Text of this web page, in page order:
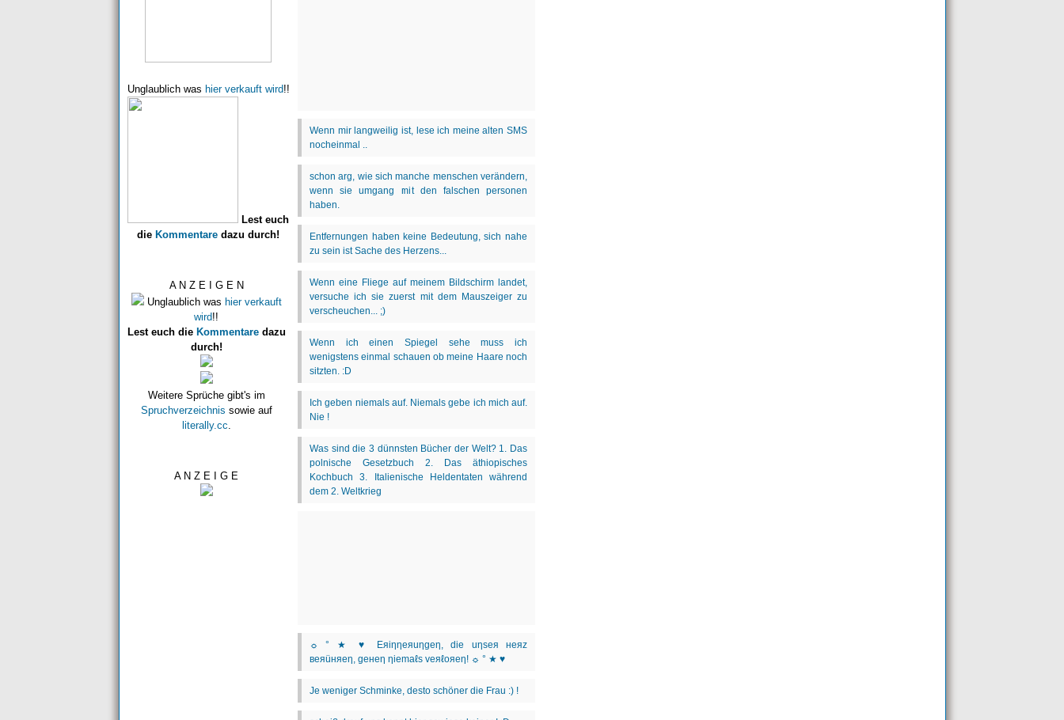
Unglaublich was hier verkauft wird!!
Lest euch
die Kommentare dazu durch!
A N Z E I G E N
Unglaublich was hier verkauft
wird!!
Lest euch die Kommentaredazu
durch!
Weitere Sprüche gibt's im
Spruchverzeichnis sowie auf
literally.cc
A N Z E I G E